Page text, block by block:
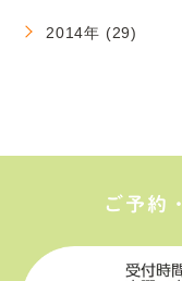
2014年 (29)
ご予約